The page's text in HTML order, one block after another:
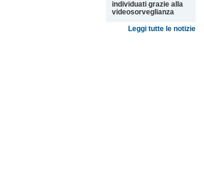
individuati grazie alla
videosorveglianza
Leggi tutte le notizie